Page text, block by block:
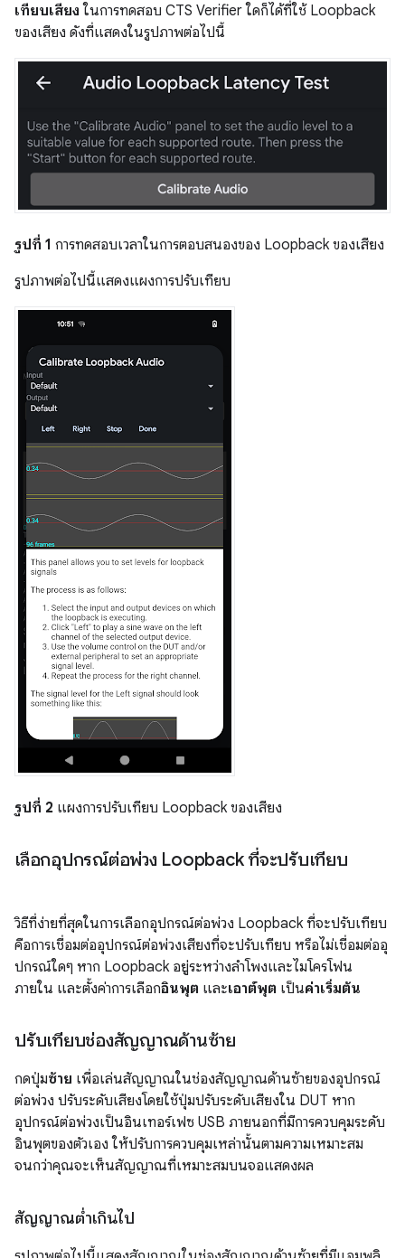
เทียบเสียง ในการทดสอบ CTS Verifier ใดก็ได้ที่ใช้ Loopback
ของเสียง ดังที่แสดงในรูปภาพต่อไปนี้
รูปที่ 1 การทดสอบเวลาในการตอบสนองของ Loopback ของเสียง
รูปภาพต่อไปนี้แสดงแผงการปรับเทียบ
รูปที่ 2 แผงการปรับเทียบ Loopback ของเสียง
เลือกอุปกรณ์ต่อพ่วง Loopback ที่จะปรับเทียบ
วิธีที่ง่ายที่สุดในการเลือกอุปกรณ์ต่อพ่วง Loopback ที่จะปรับเทียบ
คือการเชื่อมต่ออุปกรณ์ต่อพ่วงเสียงที่จะปรับเทียบ หรือไม่เชื่อมต่ออุ
ปกรณ์ใดๆ หาก Loopback อยู่ระหว่างลำโพงและไมโครโฟน
ภายใน และตั้งค่าการเลือกอินพุต และเอาต์พุต เป็นค่าเริ่มต้น
ปรับเทียบช่องสัญญาณด้านซ้าย
กดปุ่มซ้าย เพื่อเล่นสัญญาณในช่องสัญญาณด้านซ้ายของอุปกรณ์
ต่อพ่วง ปรับระดับเสียงโดยใช้ปุ่มปรับระดับเสียงใน DUT หาก
อุปกรณ์ต่อพ่วงเป็นอินเทอร์เฟซ USB ภายนอกที่มีการควบคุมระดับ
อินพุตของตัวเอง ให้ปรับการควบคุมเหล่านั้นตามความเหมาะสม
จนกว่าคุณจะเห็นสัญญาณที่เหมาะสมบนจอแสดงผล
สัญญาณต่ำเกินไป